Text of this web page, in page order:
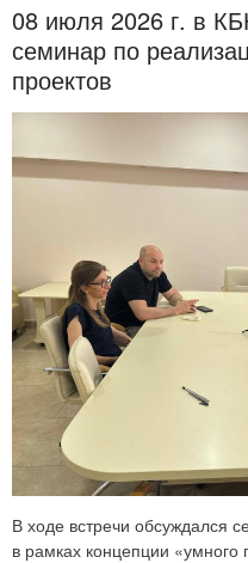
08 июля 2026 г. в
семинар по
проектов
В ходе встречи обсуждался
в рамках концепции «умного